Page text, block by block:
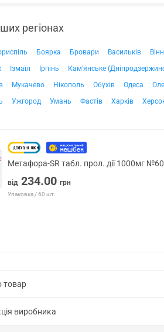
регіонах
Боярка Бровари Васильків
Ізмаїл Ірпінь Кам'янське
Мукачево Нікополь Обухів Одеса
Ужгород Умань Фастів Харків
Метафора-SR табл. прол. дії 1000мг №60
від 234.00 грн
Упаковка / 60 шт.
товар
виробника